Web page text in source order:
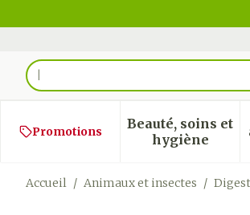
Rechercher
Promotions
Beauté, soins et
hygiène
Afficher
Accueil / Animaux et insectes /